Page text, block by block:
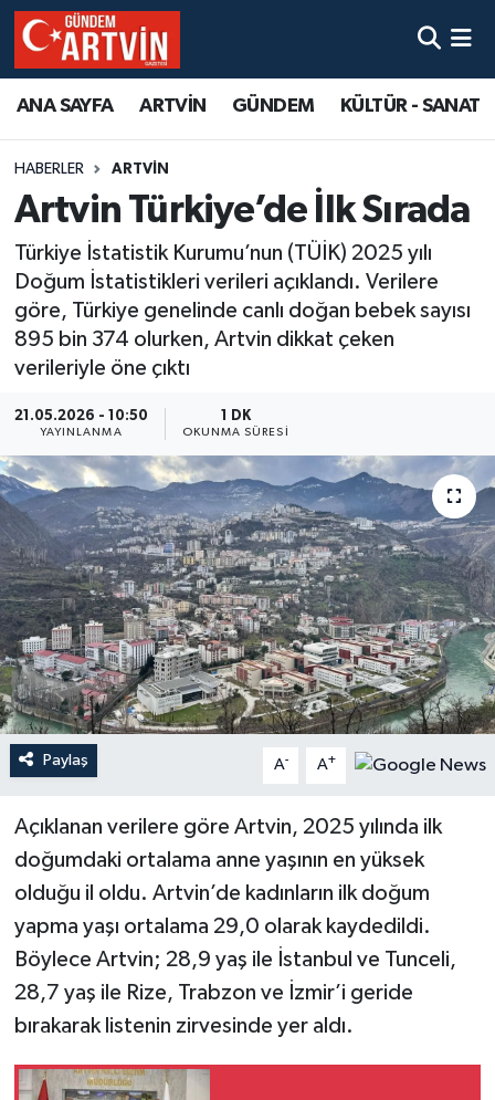
ANA SAYFA ARTVİN GÜNDEM KÜLTÜR - SANAT
HABERLER ARTVİN
Artvin Türkiye’de İlk Sırada
Türkiye İstatistik Kurumu’nun (TÜİK) 2025 yılı
Doğum İstatistikleri verileri açıklandı. Verilere
göre, Türkiye genelinde canlı doğan bebek sayısı
895 bin 374 olurken, Artvin dikkat çeken
verileriyle öne çıktı
21.05.2026 - 10:50
YAYINLANMA
1 DK
OKUNMA SÜRESI
Paylaş A- A+
Açıklanan verilere göre Artvin, 2025 yılında ilk
doğumdaki ortalama anne yaşının en yüksek
olduğu il oldu. Artvin’de kadınların ilk doğum
yapma yaşı ortalama 29,0 olarak kaydedildi.
Böylece Artvin; 28,9 yaş ile İstanbul ve Tunceli,
28,7 yaş ile Rize, Trabzon ve İzmir’i geride
bırakarak listenin zirvesinde yer aldı.